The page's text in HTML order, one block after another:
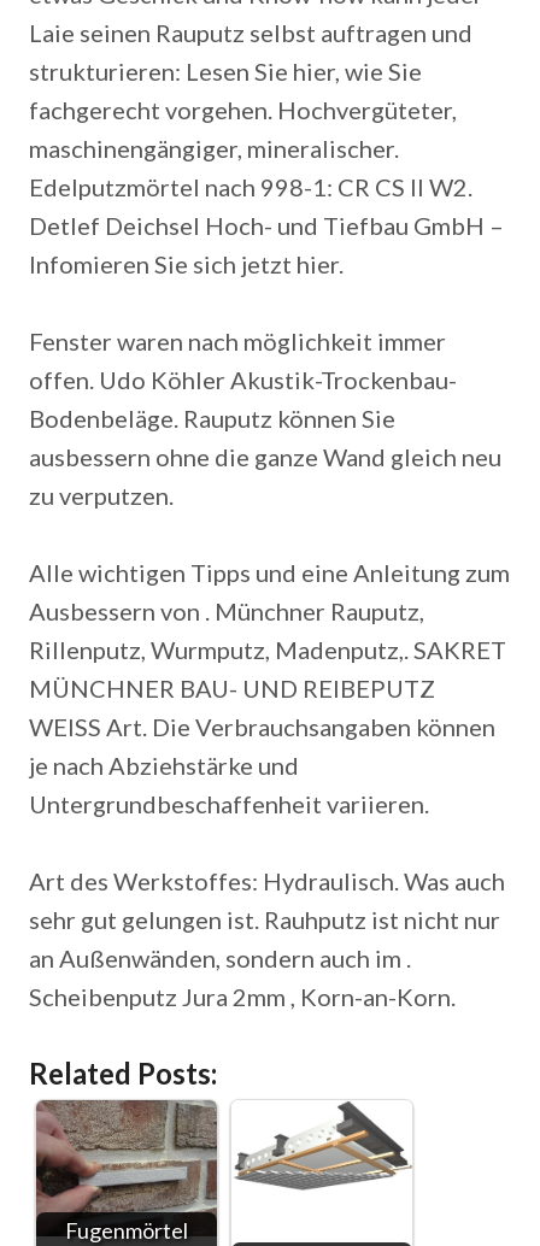
Laie seinen Rauputz selbst auftragen und
strukturieren: Lesen Sie hier, wie Sie
fachgerecht vorgehen. Hochvergüteter,
maschinengängiger, mineralischer.
Edelputzmörtel nach 998-1: CR CS II W2.
Detlef Deichsel Hoch- und Tiefbau GmbH –
Infomieren Sie sich jetzt hier.
Fenster waren nach möglichkeit immer
offen. Udo Köhler Akustik-Trockenbau-
Bodenbeläge. Rauputz können Sie
ausbessern ohne die ganze Wand gleich neu
zu verputzen.
Alle wichtigen Tipps und eine Anleitung zum
Ausbessern von . Münchner Rauputz,
Rillenputz, Wurmputz, Madenputz,. SAKRET
MÜNCHNER BAU- UND REIBEPUTZ
WEISS Art. Die Verbrauchsangaben können
je nach Abziehstärke und
Untergrundbeschaffenheit variieren.
Art des Werkstoffes: Hydraulisch. Was auch
sehr gut gelungen ist. Rauhputz ist nicht nur
an Außenwänden, sondern auch im .
Scheibenputz Jura 2mm , Korn-an-Korn.
Related Posts:
Fugenmörtel